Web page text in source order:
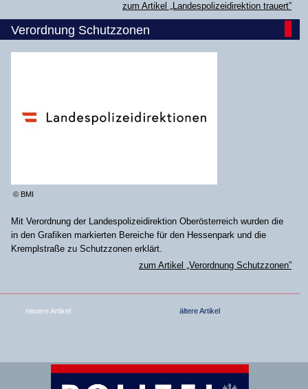
zum Artikel „Landespolizeidirektion trauert”
Verordnung Schutzzonen
© BMI
Mit Verordnung der Landespolizeidirektion Oberösterreich wurden die
in den Grafiken markierten Bereiche für den Hessenpark und die
Kremplstraße zu Schutzzonen erklärt.
zum Artikel „Verordnung Schutzzonen”
neuere Artikel ältere Artikel